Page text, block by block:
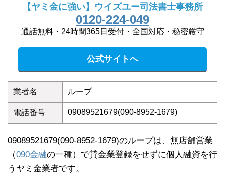
【ヤミ金に強い】ウイズユー司法書士事務所
0120-224-049
通話無料・24時間365日受付・全国対応・秘密厳守
公式サイトへ
業者名 ループ
電話番号 09089521679(090-8952-1679)
09089521679(090-8952-1679)のループは、無店舗営業
（090金融の一種）で貸金業登録をせずに個人融資を行
うヤミ金業者です。